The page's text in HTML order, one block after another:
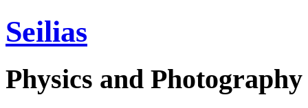
Seilias
Physics and Photography